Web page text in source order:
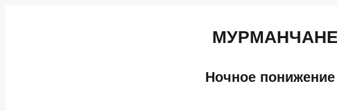
Ночное